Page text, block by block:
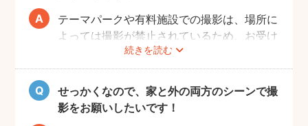
続きを読む
テーマパークや有料施設での撮影は、場所に
よっては撮影が禁止されているため、お受け
できない場合がございます。
予約前にお客様ご自身で、施設へのご確認を
お願いいたします。
また、有料施設の場合、フォトグラファーの
入場費などはお客様のご負担となりますので
せっかくなので、家と外の両方のシーンで撮
影をお願いしたいです！